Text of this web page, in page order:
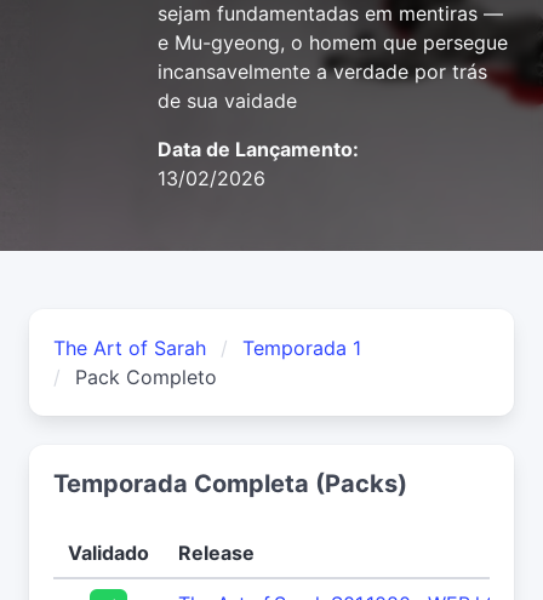
sejam fundamentadas em mentiras —
e Mu-gyeong, o homem que persegue
incansavelmente a verdade por trás
de sua vaidade
Data de Lançamento:
13/02/2026
The Art of Sarah
Temporada 1
Pack Completo
Temporada Completa (Packs)
Validado Release